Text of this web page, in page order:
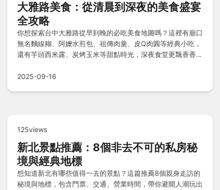
大雅路美食：從清晨到深夜的美食盛宴
全攻略
你想探索台中大雅路從早到晚的必吃美食地圖嗎？這裡有廟口
無名麵線糊、阿嬤水煎包、祖傳肉羹、皮Q肉圓等經典小吃，
還有芋頭西米露、炭烤玉米等甜點時光，深夜食堂更飄香香菇
食之旅零遺憾！
2025-09-16
125views
新北景點推薦：8個非去不可的私房秘
境與經典地標
想知道新北有哪些值得一去的景點？這篇推薦8個親身走訪的
秘境與地標，包含門票、交通、營業時間，帶你避開人潮玩出